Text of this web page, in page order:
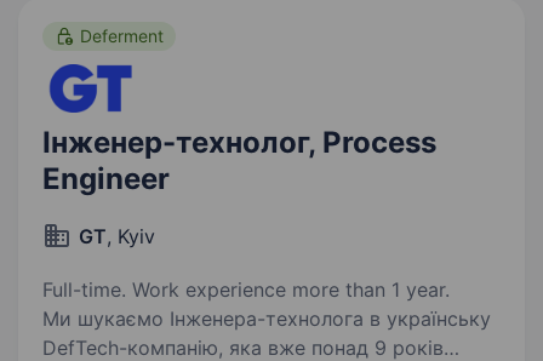
Deferment
Інженер-технолог, Process
Engineer
GT, Kyiv
Full-time. Work experience more than 1 year.
Ми шукаємо Інженера-технолога в українську
DefTech-компанію, яка вже понад 9 років